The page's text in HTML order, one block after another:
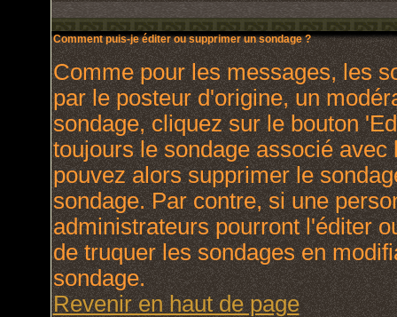
Comment puis-je éditer ou supprimer un sondage ?
Comme pour les messages, les
par le posteur d'origine, un
sondage, cliquez sur le bouton
toujours le sondage associé
pouvez alors supprimer le
sondage. Par contre, si une
administrateurs pourront l'éditer
de truquer les sondages en
sondage.
Revenir en haut de page